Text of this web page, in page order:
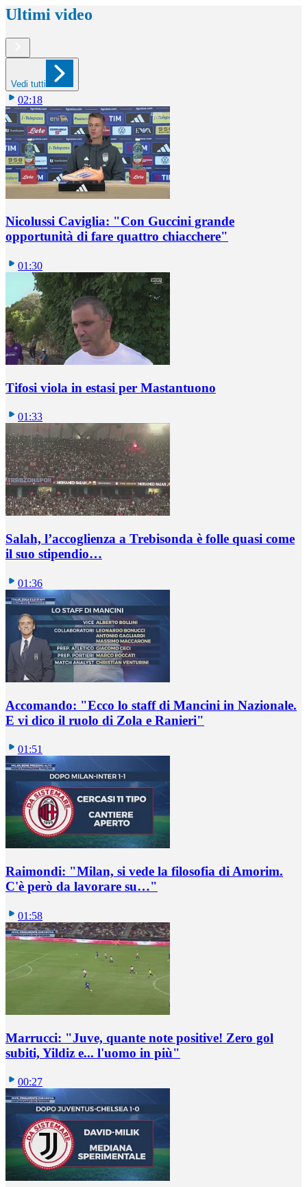
Ultimi video
Vedi tutti
02:18
Nicolussi Caviglia: "Con Guccini grande
opportunità di fare quattro chiacchere"
01:30
Tifosi viola in estasi per Mastantuono
01:33
Salah, l’accoglienza a Trebisonda è folle quasi come
il suo stipendio…
01:36
Accomando: "Ecco lo staff di Mancini in Nazionale.
E vi dico il ruolo di Zola e Ranieri"
01:51
Raimondi: "Milan, si vede la filosofia di Amorim.
C'è però da lavorare su…"
01:58
Marrucci: "Juve, quante note positive! Zero gol
subiti, Yildiz e... l'uomo in più"
00:27